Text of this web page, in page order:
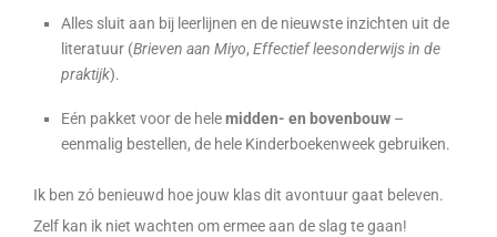
Alles sluit aan bij leerlijnen en de nieuwste inzichten uit de
literatuur (Brieven aan Miyo, Effectief leesonderwijs in de
praktijk).
Eén pakket voor de helemidden- en bovenbouw –
eenmalig bestellen, de hele Kinderboekenweek gebruiken.
Ik ben zó benieuwd hoe jouw klas dit avontuur gaat beleven.
Zelf kan ik niet wachten om ermee aan de slag te gaan!